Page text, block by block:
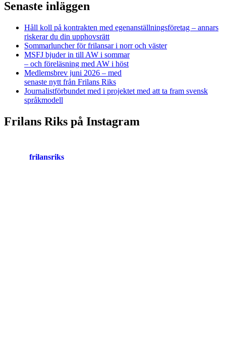
Senaste inläggen
Håll koll på kontrakten med egenanställningsföretag – annars
riskerar du din upphovsrätt
Sommarluncher för frilansar i norr och väster
MSFJ bjuder in till AW i sommar
– och föreläsning med AW i höst
Medlemsbrev juni 2026 – med
senaste nytt från Frilans Riks
Journalistförbundet med i projektet med att ta fram svensk
språkmodell
Frilans Riks på Instagram
frilansriks